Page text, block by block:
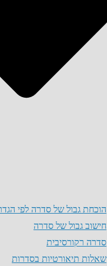
הוכחת גבול של סדרה לפי
חישוב גבול של סדרה
סדרה רקורסיבית
שאלות תיאורטיות בסדרות